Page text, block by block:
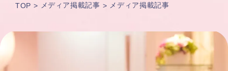
TOP メディア掲載記事 メディア掲載記事